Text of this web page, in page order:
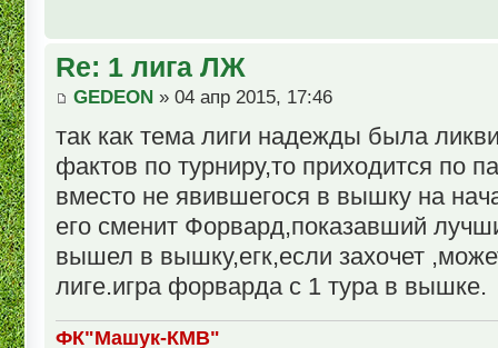
Re: 1 лига ЛЖ
GEDEON » 04 апр 2015, 17:46
так как тема лиги надежды была
фактов по турниру,то приходится по
вместо не явившегося в вышку на
его сменит Форвард,показавший
вышел в вышку,егк,если захочет
лиге.игра форварда с 1 тура в вышке.
ФК"Машук-КМВ"